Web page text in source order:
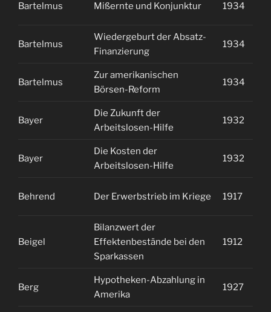
Bartelmus Mißernte und Konjunktur 1934
Bartelmus
Wiedergeburt der Absatz-
Finanzierung
1934
Bartelmus
Zur amerikanischen
Börsen-Reform
1934
Bayer
Die Zukunft der
Arbeitslosen-Hilfe
1932
Bayer
Die Kosten der
Arbeitslosen-Hilfe
1932
Behrend Der Erwerbstrieb im Kriege 1917
Beigel
Bilanzwert der
Effektenbestände bei den
Sparkassen
1912
Berg
Hypotheken-Abzahlung in
Amerika
1927